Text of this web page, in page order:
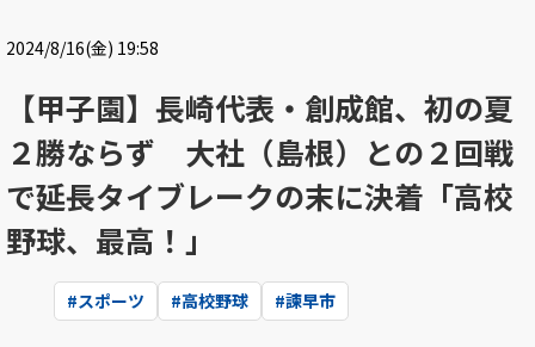
2024/8/16(金) 19:58
【甲子園】長崎代表・創成館、初の夏
２勝ならず 大社（島根）との２回戦
で延長タイブレークの末に決着「高校
野球、最高！」
#スポーツ #高校野球 #諫早市